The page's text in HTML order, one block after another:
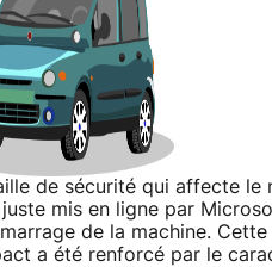
de sécurité qui affecte
mis en ligne par
de la machine.
a été renforcé par le